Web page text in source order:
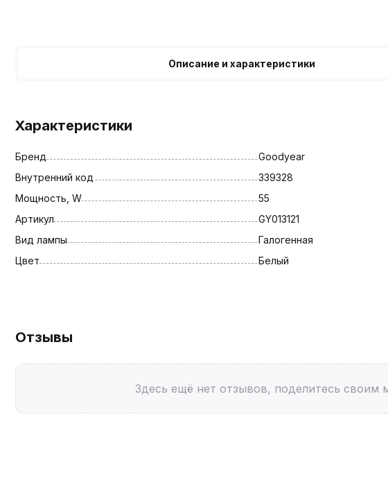
Описание и характеристики
Характеристики
Бренд
Goodyear
Внутренний код
339328
Мощность, W
55
Артикул
GY013121
Вид лампы
Галогенная
Цвет
Белый
Отзывы
Здесь ещё нет отзывов, поделитесь своим